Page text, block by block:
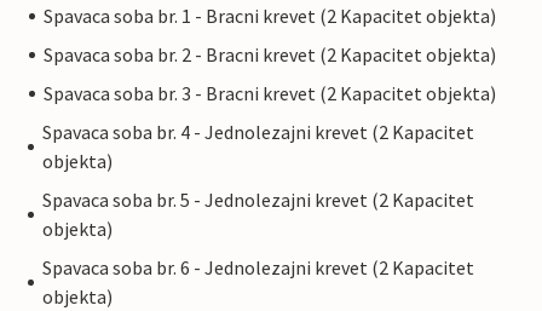
Spavaca soba br. 1 - Bracni krevet (2 Kapacitet objekta)
Spavaca soba br. 2 - Bracni krevet (2 Kapacitet objekta)
Spavaca soba br. 3 - Bracni krevet (2 Kapacitet objekta)
Spavaca soba br. 4 - Jednolezajni krevet (2 Kapacitet
objekta)
Spavaca soba br. 5 - Jednolezajni krevet (2 Kapacitet
objekta)
Spavaca soba br. 6 - Jednolezajni krevet (2 Kapacitet
objekta)